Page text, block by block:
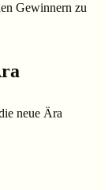
Gewinnern zu
neue Ära